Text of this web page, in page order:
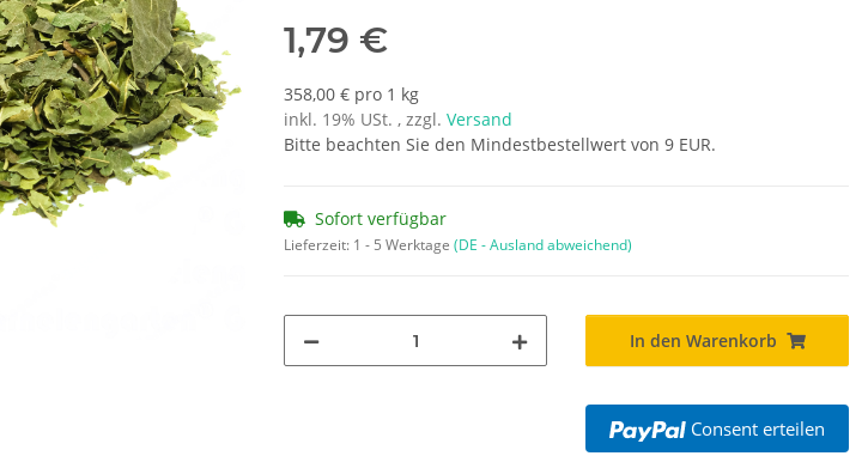
1,79 €
358,00 € pro 1 kg
inkl. 19% USt. , zzgl. Versand
Bitte beachten Sie den Mindestbestellwert von 9 EUR.
Sofort verfügbar
Lieferzeit: 1 - 5 Werktage (DE - Ausland abweichend)
In den Warenkorb
Consent erteilen